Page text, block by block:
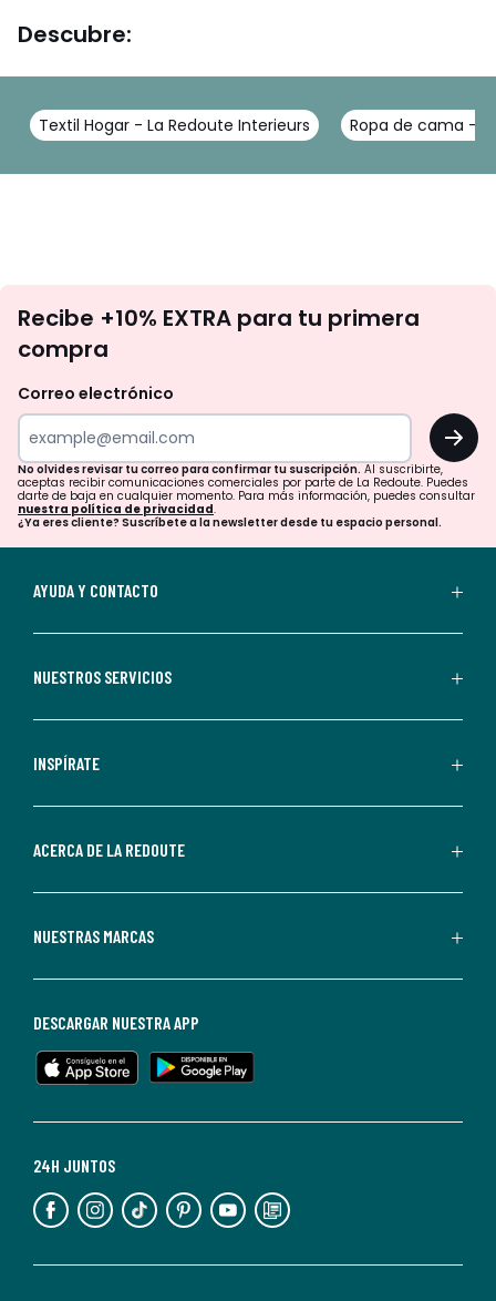
Descubre:
Textil Hogar - La Redoute Interieurs Ropa de cama -
te
tu
para
confirmar
tu
suscripción.
aceptas
comerciales
personalizadas
parte
Redoute.
de
en
cualquier
Para
información,
puedes
nuestra
Recibe +10% EXTRA para tu primera
compra
Correo electrónico
OK
No olvides revisar tu correo para confirmar tu suscripción. Al suscribirte,
aceptas recibir comunicaciones comerciales por parte de La Redoute. Puedes
darte de baja en cualquier momento. Para más información, puedes consultar
nuestra política de privacidad.
¿Ya eres cliente? Suscríbete a la newsletter desde tu espacio personal.
AYUDA Y CONTACTO
NUESTROS SERVICIOS
INSPÍRATE
ACERCA DE LA REDOUTE
NUESTRAS MARCAS
24H JUNTOS
DESCARGAR NUESTRA APP